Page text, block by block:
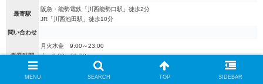
最寄駅
阪急・能勢電鉄「川西能勢口駅」徒歩2分
JR「川西池田駅」徒歩10分
問い合わせ
営業時間
月火水金 9:00～23:00
土 9:00～21:00
日・祝休日 9:00～19:00
定休日 毎週木曜日、ゴールデンウィーク、お盆、年末年始等
MENU SEARCH TOP SIDEBAR